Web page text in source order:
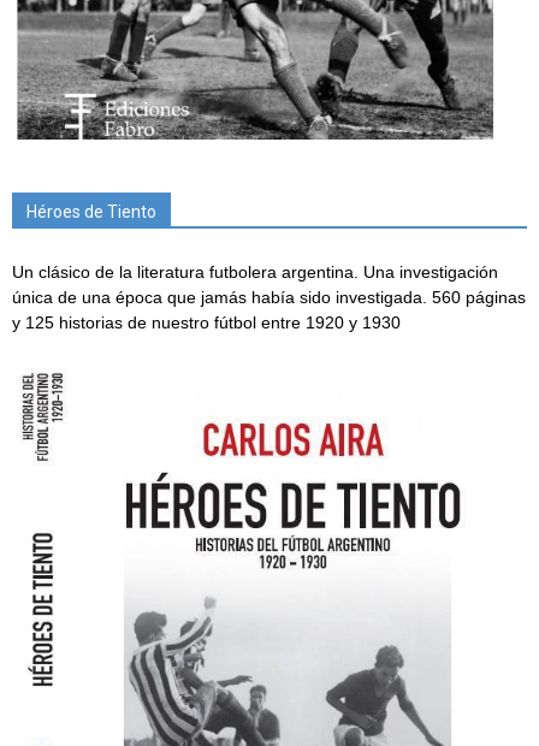
Héroes de Tiento
Un clásico de la literatura futbolera argentina. Una investigación
única de una época que jamás había sido investigada. 560 páginas
y 125 historias de nuestro fútbol entre 1920 y 1930